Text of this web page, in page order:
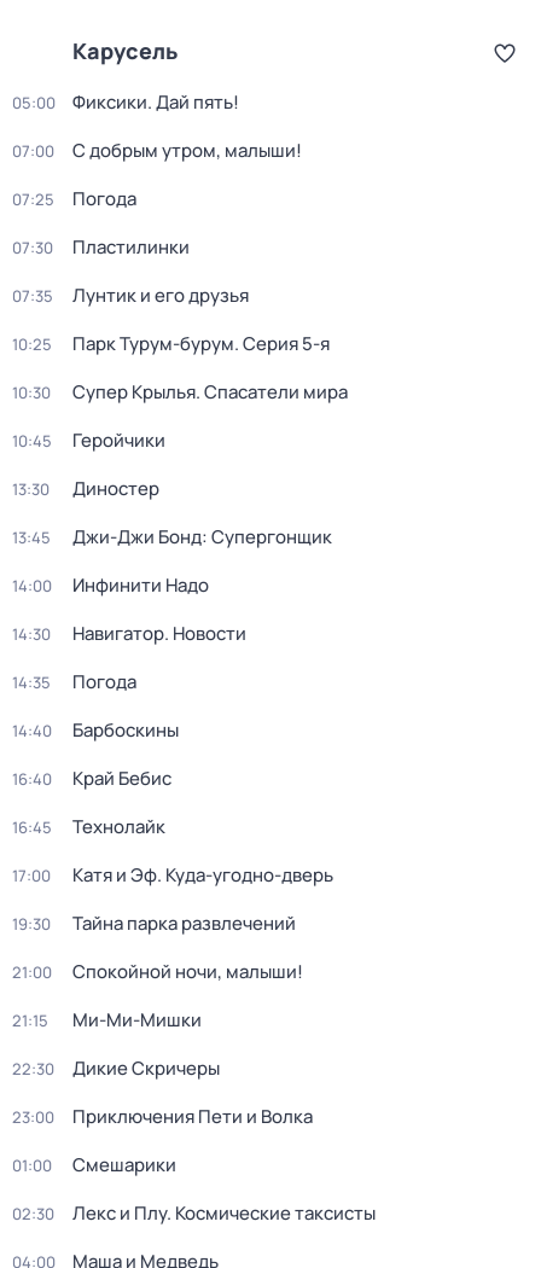
Карусель
05:00 Фиксики. Дай пять!
07:00 С добрым утром, малыши!
07:25 Погода
07:30 Пластилинки
07:35 Лунтик и его друзья
10:25 Парк Турум-бурум. Серия 5-я
10:30 Супер Крылья. Спасатели мира
10:45 Геройчики
13:30 Диностер
13:45 Джи-Джи Бонд: Супергонщик
14:00 Инфинити Надо
14:30 Навигатор. Новости
14:35 Погода
14:40 Барбоскины
16:40 Край Бебис
16:45 Технолайк
17:00 Катя и Эф. Куда-угодно-дверь
19:30 Тайна парка развлечений
21:00 Спокойной ночи, малыши!
21:15 Ми-Ми-Мишки
22:30 Дикие Скричеры
23:00 Приключения Пети и Волка
01:00 Смешарики
02:30 Лекс и Плу. Космические таксисты
04:00 Маша и Медведь